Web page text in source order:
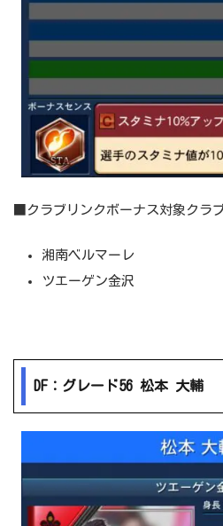
■クラブリンクボーナス対象クラ
湘南ベルマーレ
ツエーゲン金沢
DF：グレード56 松本 大輔